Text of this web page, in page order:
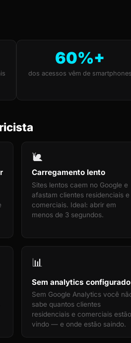
60%+
dos acessos vêm de smartphones
🐌
Carregamento lento
Sites lentos caem no Google e
afastam clientes residenciais e
comerciais. Ideal: abrir em
menos de 3 segundos.
📊
Sem analytics configurado
Sem Google Analytics você
sabe quantos clientes
residenciais e comerciais estão
vindo — e onde estão saindo.